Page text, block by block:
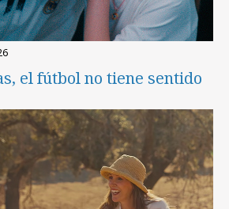
el fútbol no tiene sentido